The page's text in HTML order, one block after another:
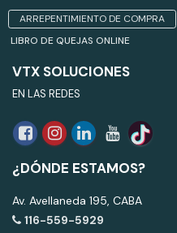
ARREPENTIMIENTO DE COMPRA
LIBRO DE QUEJAS ONLINE
VTX SOLUCIONES
EN LAS REDES
¿DÓNDE ESTAMOS?
Av. Avellaneda 195, CABA
116-559-5929